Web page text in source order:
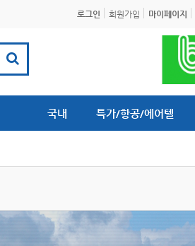
로그인 회원가입 마이페이지
국내 특가/항공/에어텔